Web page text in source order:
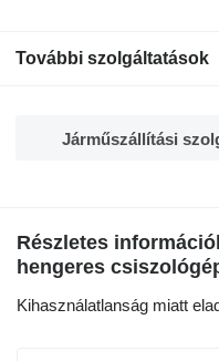
További szolgáltatások
Járműszállítási
Részletes
hengeres
Kihasználatlanság miatt